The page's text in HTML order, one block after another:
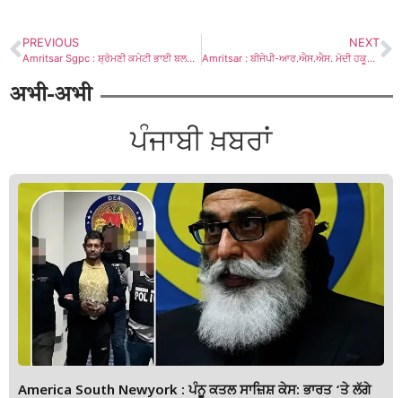
PREVIOUS
Amritsar Sgpc : ਸ਼੍ਰੋਮਣੀ ਕਮੇਟੀ ਭਾਈ ਬਲਵੰਤ ਸਿੰਘ ਰਾਜੋਆਣਾ ਬਾਰੇ ਪਟੀਸ਼ਨ ਸਬੰਧੀ ਆਮ ਰਾਏ ਬਣਾਉਣ ਲਈ ਯਤਨਸ਼ੀਲ- ਐਡਵੋਕੇਟ ਧਾਮੀ
NEXT
Amritsar : ਬੀਜੇਪੀ-ਆਰ.ਐਸ.ਐਸ. ਮੋਦੀ ਹਕੂਮਤ ਵੱਲੋ ਬਿਨ੍ਹਾਂ ਕਿਸੇ ਤੱਥਾਂ, ਸਬੂਤਾਂ ਤੋ ਪਹਿਲਗਾਮ ਦੁਖਾਂਤ ਦਾ ਦੋਸ਼ ਪਾਕਿਸਤਾਨ ਤੇ ਲਗਾਉਣਾ ਦੁੱਖਦਾਇਕ : ਮਾਨ
अभी-अभी
ਪੰਜਾਬੀ ਖ਼ਬਰਾਂ
America South Newyork : ਪੰਨੂ ਕਤਲ ਸਾਜ਼ਿਸ਼ ਕੇਸ: ਭਾਰਤ ‘ਤੇ ਲੱਗੇ